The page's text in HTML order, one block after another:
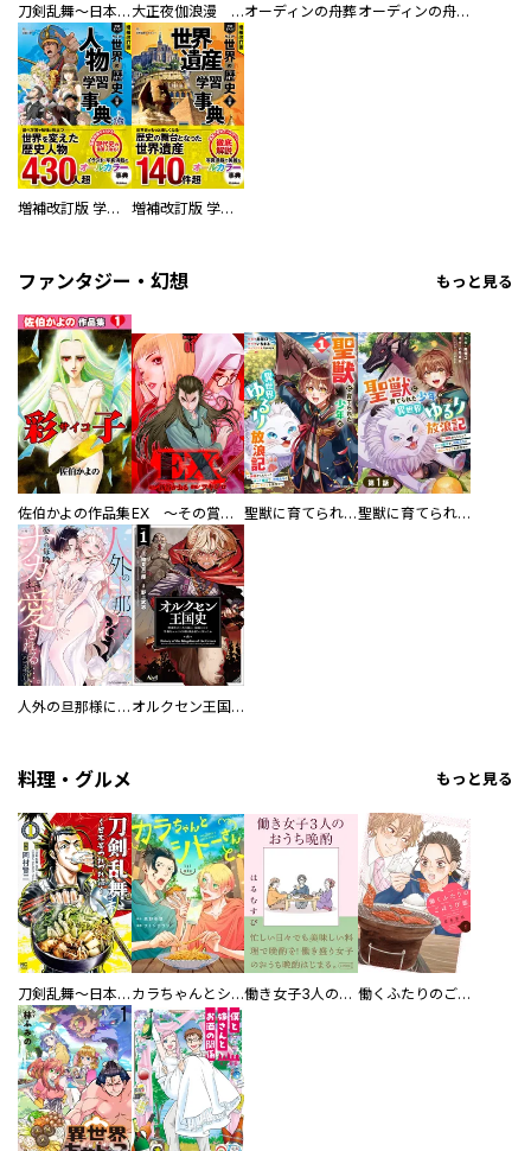
刀剣乱舞～日本号つれづれ酒～ 大正夜伽浪漫 －金曜日の花嫁—オーディンの舟葬 オーディンの舟葬 分冊版
増補改訂版 学研まんが NEW世界の歴史 別巻 人物学習事典 増補改訂版 学研まんが NEW世界の歴史 別巻 世界遺産学習事典
ファンタジー・幻想 もっと見る
佐伯かよの作品集 EX ～その賞金稼ぎは、世界の出口を探す～【単行本版】 聖獣に育てられた少年の異世界ゆるり放浪記～神様からもらったチート魔法で、仲間たちとスローライフを満喫中～ 聖獣に育てられた少年の異世界ゆるり放浪記～神様からもらったチート魔法で、仲間たちとスローライフを満喫中～【分冊版】
人外の旦那様に娶られ毎晩ナカまで愛される…。アンソロジー オルクセン王国史
料理・グルメ もっと見る
刀剣乱舞～日本号つれづれ酒～ カラちゃんとシトーさんと、 【分冊版】 働き女子3人のおうち晩酌 働くふたりのごほうび飯